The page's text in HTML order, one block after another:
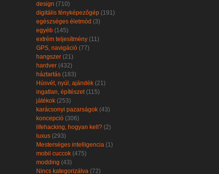
design (710)
digitális fényképezőgép (191)
egészséges életmód (3)
egyéb (145)
extrém teljesítmény (11)
GPS, navigáció (77)
hangszer (21)
hardver (432)
háztartás (183)
Húsvét, nyúl, ajándék (21)
ingatlan, építészet(115)
játékok (253)
karácsonyi pazarságok (43)
koncepció (306)
lifehacking, hogyan kell? (2)
luxus (293)
Mesterséges intelligencia (1)
mobil cuccok (475)
modding (43)
Nincs kategorizálva (72)